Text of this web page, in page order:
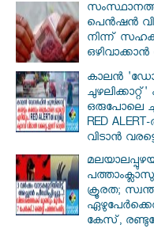
പെൻഷൻ
നിന്ന്
കാലൻ
ഒരുപോലെ
RED
വിടാൻ
ക്രൂരത;
കേസ്,